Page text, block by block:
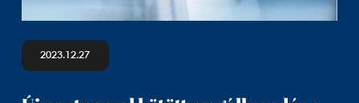
2023.12.27